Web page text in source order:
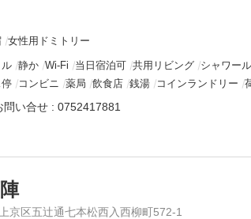
女性用ドミトリー
静か Wi-Fi 当日宿泊可 共用リビング シャワー
コンビニ 薬局 飲食店 銭湯 コインランドリー
問い合せ : 0752417881
京区五辻通七本松西入西柳町572-1